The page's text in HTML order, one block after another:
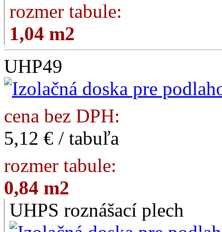
rozmer tabule:
1,04 m2
UHP49
cena bez DPH:
5,12 € / tabuľa
rozmer tabule:
0,84 m2
UHPS roznášací plech